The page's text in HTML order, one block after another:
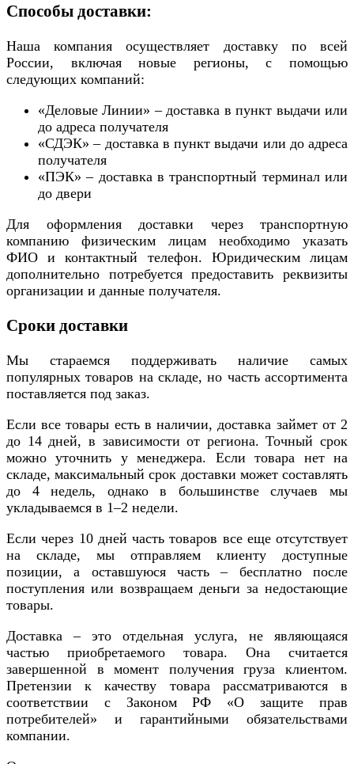
Способы доставки:
Наша компания осуществляет доставку по всей
России, включая новые регионы, с помощью
следующих компаний:
«Деловые Линии» – доставка в пункт выдачи или
до адреса получателя
«СДЭК» – доставка в пункт выдачи или до адреса
получателя
«ПЭК» – доставка в транспортный терминал или
до двери
Для оформления доставки через транспортную
компанию физическим лицам необходимо указать
ФИО и контактный телефон. Юридическим лицам
дополнительно потребуется предоставить реквизиты
организации и данные получателя.
Сроки доставки
Мы стараемся поддерживать наличие самых
популярных товаров на складе, но часть ассортимента
поставляется под заказ.
Если все товары есть в наличии, доставка займет от 2
до 14 дней, в зависимости от региона. Точный срок
можно уточнить у менеджера. Если товара нет на
складе, максимальный срок доставки может составлять
до 4 недель, однако в большинстве случаев мы
укладываемся в 1–2 недели.
Если через 10 дней часть товаров все еще отсутствует
на складе, мы отправляем клиенту доступные
позиции, а оставшуюся часть – бесплатно после
поступления или возвращаем деньги за недостающие
товары.
Доставка – это отдельная услуга, не являющаяся
частью приобретаемого товара. Она считается
завершенной в момент получения груза клиентом.
Претензии к качеству товара рассматриваются в
соответствии с Законом РФ «О защите прав
потребителей» и гарантийными обязательствами
компании.